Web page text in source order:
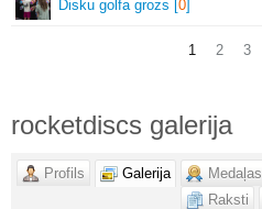
Disku golfa grozs [0]
1 2 3
rocketdiscs galerija
Profils Galerija Medaļas
Raksti